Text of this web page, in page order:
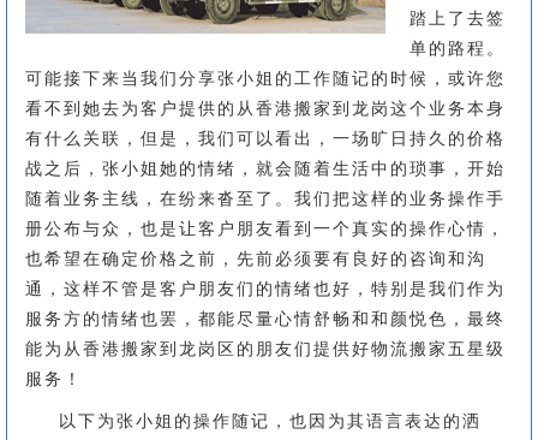
踏上了去签
单的路程。
可能接下来当我们分享张小姐的工作随记的时候，或许您
看不到她去为客户提供的从香港搬家到龙岗这个业务本身
有什么关联，但是，我们可以看出，一场旷日持久的价格
战之后，张小姐她的情绪，就会随着生活中的琐事，开始
随着业务主线，在纷来沓至了。我们把这样的业务操作手
册公布与众，也是让客户朋友看到一个真实的操作心情，
也希望在确定价格之前，先前必须要有良好的咨询和沟
通，这样不管是客户朋友们的情绪也好，特别是我们作为
服务方的情绪也罢，都能尽量心情舒畅和和颜悦色，最终
能为从香港搬家到龙岗区的朋友们提供好物流搬家五星级
服务！
以下为张小姐的操作随记，也因为其语言表达的洒